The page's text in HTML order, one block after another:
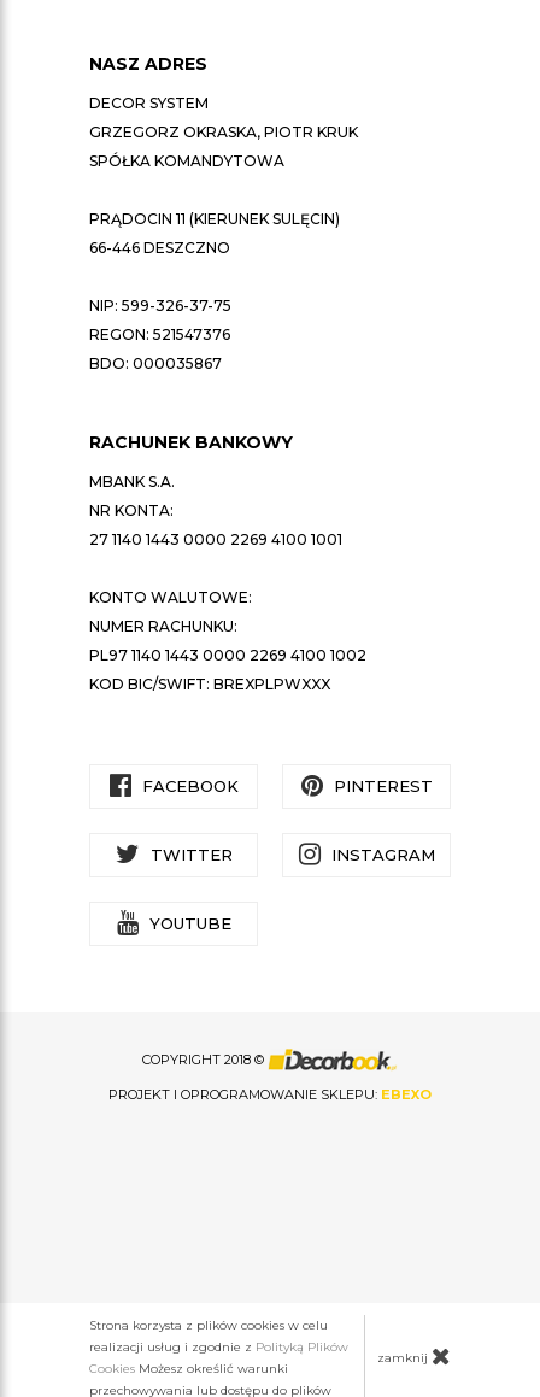
NASZ ADRES
DECOR SYSTEM
GRZEGORZ OKRASKA, PIOTR KRUK
SPÓŁKA KOMANDYTOWA
PRĄDOCIN 11 (KIERUNEK SULĘCIN)
66-446 DESZCZNO
NIP: 599-326-37-75
REGON: 521547376
BDO: 000035867
RACHUNEK BANKOWY
MBANK S.A.
NR KONTA:
27 1140 1443 0000 2269 4100 1001
KONTO WALUTOWE:
NUMER RACHUNKU:
PL97 1140 1443 0000 2269 4100 1002
KOD BIC/SWIFT: BREXPLPWXXX
FACEBOOK PINTEREST
TWITTER INSTAGRAM
YOUTUBE
COPYRIGHT 2018 ©
PROJEKT I OPROGRAMOWANIE SKLEPU: EBEXO
Strona korzysta z plików cookies w celu
realizacji usług i zgodnie z Polityką Plików
Cookies Możesz określić warunki
przechowywania lub dostępu do plików
zamknij